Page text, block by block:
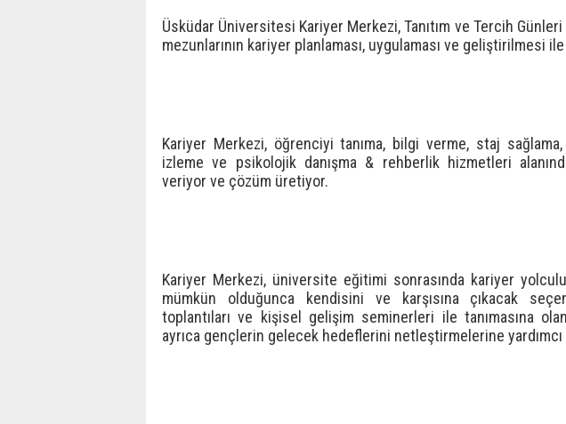
Üsküdar Üniversitesi Kariyer Merkezi, Tanıtım ve Tercih
mezunlarının kariyer planlaması, uygulaması ve geliştirilmesi
Kariyer Merkezi, öğrenciyi tanıma, bilgi verme, staj
izleme ve psikolojik danışma & rehberlik hizmetleri
veriyor ve çözüm üretiyor.
Kariyer Merkezi, üniversite eğitimi sonrasında kariyer
mümkün olduğunca kendisini ve karşısına çıkacak
toplantıları ve kişisel gelişim seminerleri ile tanımasına
ayrıca gençlerin gelecek hedeflerini netleştirmelerine yardımcı